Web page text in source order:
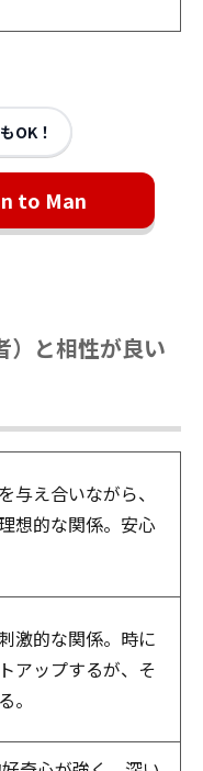
OK！
to Man
）と相性が良い
与え合いながら、
想的な関係。安心
激的な関係。時に
アップするが、そ
。